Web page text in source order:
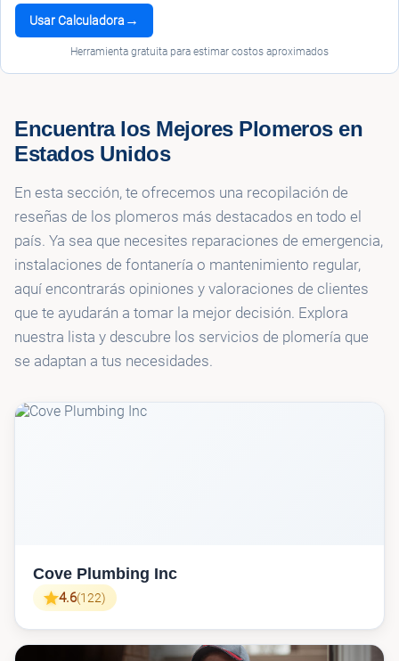
Usar Calculadora →
Herramienta gratuita para estimar costos aproximados
Encuentra los Mejores Plomeros en
Estados Unidos
En esta sección, te ofrecemos una recopilación de
reseñas de los plomeros más destacados en todo el
país. Ya sea que necesites reparaciones de emergencia,
instalaciones de fontanería o mantenimiento regular,
aquí encontrarás opiniones y valoraciones de clientes
que te ayudarán a tomar la mejor decisión. Explora
nuestra lista y descubre los servicios de plomería que
se adaptan a tus necesidades.
Cove Plumbing Inc
4.6(122)